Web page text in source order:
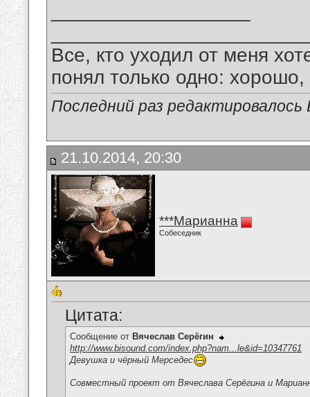
Все, кто уходил от меня
понял только одно:
Последний раз
21.10.2014, 20:30
***Марианна
Собеседник
Цитата:
Сообщение от Вячеслав Серёгин
http://www.bisound.com/index.php?nam...le&id=10347761
Девушка и чёрный Мерседес
Совместный проект от Вячеслава Серёгина и